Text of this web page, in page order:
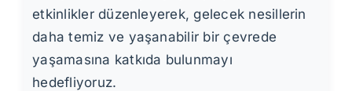
etkinlikler düzenleyerek, gelecek nesillerin
daha temiz ve yaşanabilir bir çevrede
yaşamasına katkıda bulunmayı
hedefliyoruz.